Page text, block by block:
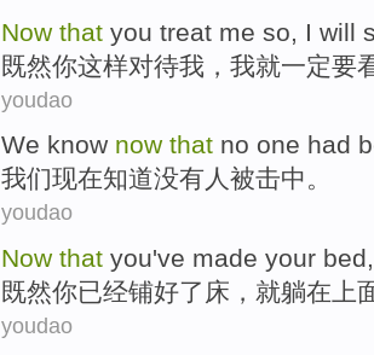
Now that you treat me so, I will
既然你这样对待我 ， 我就一定要
youdao
We know now that no one had
我们现在知道没有人 被击中。
youdao
Now that you've made your bed
既然你已经铺好了床， 就躺在 上
youdao